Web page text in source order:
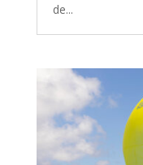
de...